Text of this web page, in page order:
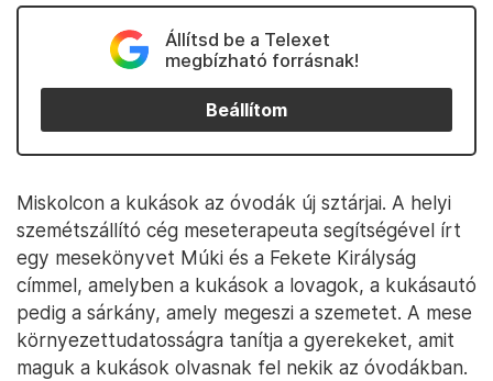
Állítsd be a Telexet
megbízható forrásnak!
Beállítom
Miskolcon a kukások az óvodák új sztárjai. A helyi
szemétszállító cég meseterapeuta segítségével írt
egy mesekönyvet Múki és a Fekete Királyság
címmel, amelyben a kukások a lovagok, a kukásautó
pedig a sárkány, amely megeszi a szemetet. A mese
környezettudatosságra tanítja a gyerekeket, amit
maguk a kukások olvasnak fel nekik az óvodákban.